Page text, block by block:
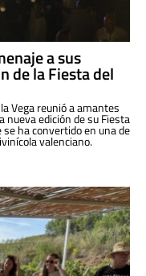
a sus
de la Fiesta del
Vega reunió a amantes
nueva edición de su Fiesta
se ha convertido en una de
valenciano.